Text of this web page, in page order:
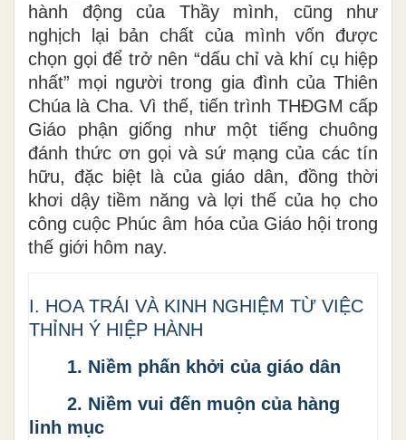
hành động của Thầy mình, cũng như
nghịch lại bản chất của mình vốn được
chọn gọi để trở nên “dấu chỉ và khí cụ hiệp
nhất” mọi người trong gia đình của Thiên
Chúa là Cha. Vì thế, tiến trình THĐGM cấp
Giáo phận giống như một tiếng chuông
đánh thức ơn gọi và sứ mạng của các tín
hữu, đặc biệt là của giáo dân, đồng thời
khơi dậy tiềm năng và lợi thế của họ cho
công cuộc Phúc âm hóa của Giáo hội trong
thế giới hôm nay.
I. HOA TRÁI VÀ KINH NGHIỆM TỪ VIỆC
THỈNH Ý HIỆP HÀNH
1. Niềm phấn khởi của giáo dân
2. Niềm vui đến muộn của hàng
linh mục